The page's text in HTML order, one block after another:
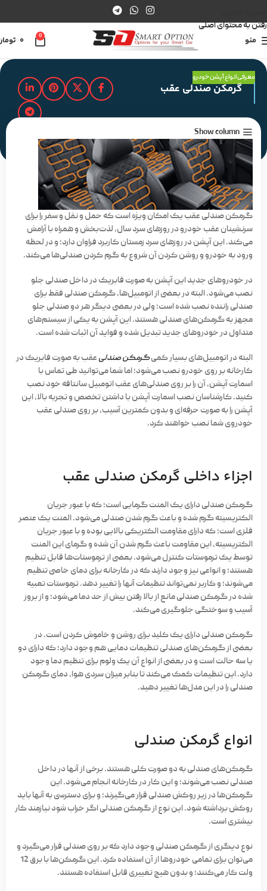
رفتن به محتوای اصلی
منو
0
معرفی انواع آپشن خودرو
گرمکن صندلی عقب
مدت زمان مطالعه : 2 دقیقه
Show column
گرمکن صندلی عقب یک امکان ویژه است که حمل و نقل و سفر را برای
سرنشینان عقب خودرو در روزهای سرد سال، لذت‌بخش و همراه با آرامش
می‌کند. این آپشن در روزهای سرد زمستان کاربرد فراوان دارد؛ و در لحظه
ورود به خودرو و روشن کردن آن شروع به گرم کردن صندلی‌ها می‌کند.
در خودروهای جدید این آپشن به صورت فابریک در داخل صندلی جلو
نصب می‌شود. البته در بعضی از اتومبیل‌ها، گرمکن صندلی فقط برای
صندلی راننده نصب شده است؛ ولی در بعضی دیگر هر دو صندلی جلو
مجهز به گرمکن‌های صندلی هستند. این آپشن به یکی از سیستم‌های
متداول در خودروهای جدید تبدیل شده و فواید آن اثبات شده است.
البته در اتومبیل‌های بسیار کمیگرمکن صندلیعقب به صورت فابریک در
کارخانه بر روی خودرو نصب می‌شود؛ اما شما می‌توانید طی تماس با
اسمارت آپشن، آن را بر روی صندلی‌های عقب اتومبیل سانتافه خود نصب
کنید. کارشناسان نصب اسمارت آپشن با داشتن تخصص و تجربه بالا، این
آپشن را به صورت حرفه‌ای و بدون کمترین آسیب، بر روی صندلی عقب
خودروی شما نصب خواهند کرد.
اجزاء داخلی گرمکن صندلی عقب
گرمکن صندلی دارای یک المنت گرمایی است؛ که با عبور جریان
الکتریسیته گرم شده و باعث گرم شدن صندلی می‌شود. المنت یک عنصر
فلزی است؛ که دارای مقاومت الکتریکی بالایی بوده و با عبور جریان
الکتریسیته، این مقاومت باعث گرم شدن آن شده و گرمای این المنت
توسط یک ترموستات کنترل می‌شود. بعضی از ترموستات‌ها قابل تنظیم
هستند؛ و انواعی نیز وجود دارند که در کارخانه برای دمای خاصی تنظیم
می‌شوند؛ و کاربر نمی‌تواند تنظیمات آنها را تغییر دهد. ترموستات تعبیه
شده در گرمکن صندلی مانع از بالا رفتن بیش از حد دما می‌شود؛ و از بروز
آسیب و سوختگی جلوگیری می‌کند.
گرمکن صندلی دارای یک کلید برای روشن و خاموش کردن است. در
بعضی از گرمکن‌های صندلی تنظیمات دمایی هم وجود دارد؛ که دارای دو
یا سه حالت است و در بعضی از انواع آن یک ولوم برای تنظیم دما وجود
دارد. این تنظیمات کمک می‌کند تا بنابر میزان سردی هوا، دمای گرمکن
صندلی را در این مدل‌ها تغییر دهید.
انواع گرمکن صندلی
گرمکن‌های صندلی به دو صورت کلی هستند. برخی از آنها در داخل
صندلی نصب می‌شوند؛ و این کار در کارخانه انجام می‌شود. این
گرمکن‌ها در زیر روکش صندلی قرار می‌گیرند؛ و برای دسترسی به آنها باید
روکش برداشته شود. این نوع از گرمکن صندلی اگر خراب شود نیازمند کار
بیشتری است.
نوع دیگری از گرمکن صندلی وجود دارد که بر روی صندلی قرار می‌گیرد و
می‌توان برای تمامی خودروها از آن استفاده کرد. این گرمکن‌ها با برق 12
ولت کار می‌کنند؛ و بدون هیچ تغییری قابل استفاده هستند.